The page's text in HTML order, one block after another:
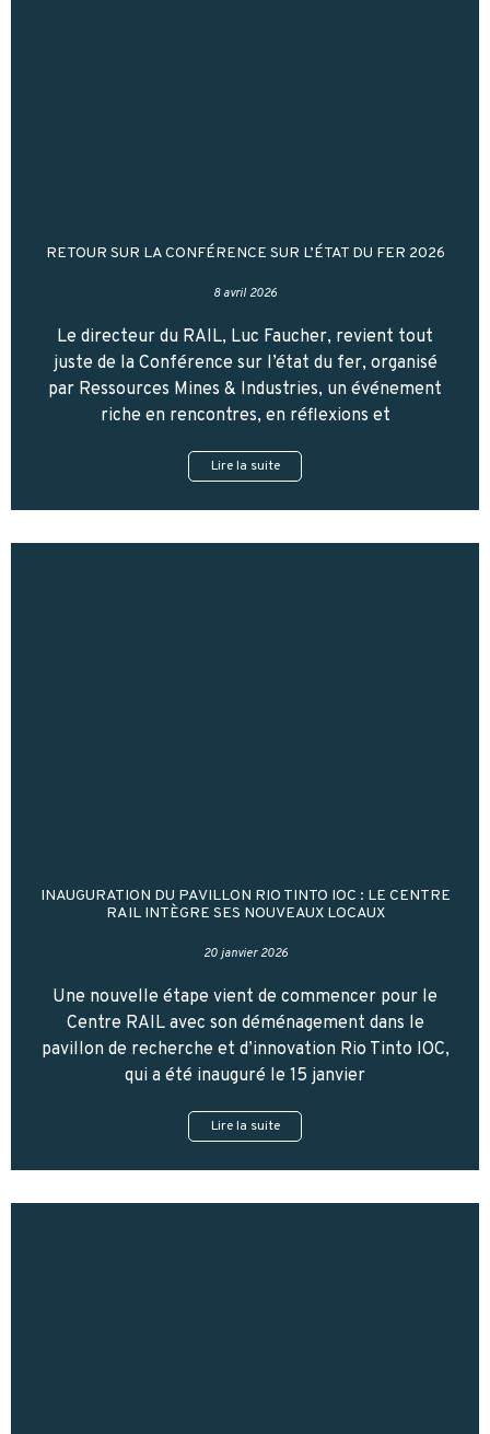
RETOUR SUR LA CONFÉRENCE SUR L’ÉTAT DU FER 2026
8 avril 2026
Le directeur du RAIL, Luc Faucher, revient tout
juste de la Conférence sur l’état du fer, organisé
par Ressources Mines & Industries, un événement
riche en rencontres, en réflexions et
Lire la suite
INAUGURATION DU PAVILLON RIO TINTO IOC : LE CENTRE
RAIL INTÈGRE SES NOUVEAUX LOCAUX
20 janvier 2026
Une nouvelle étape vient de commencer pour le
Centre RAIL avec son déménagement dans le
pavillon de recherche et d’innovation Rio Tinto IOC,
qui a été inauguré le 15 janvier
Lire la suite